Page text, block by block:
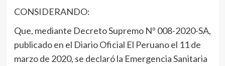
CONSIDERANDO:
Que, mediante Decreto Supremo Nº 008-2020-SA,
publicado en el Diario Oficial El Peruano el 11 de
marzo de 2020, se declaró la Emergencia Sanitaria